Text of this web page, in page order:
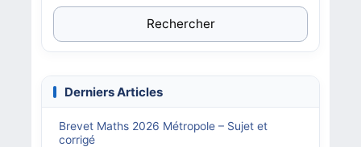
Rechercher
Derniers Articles
Brevet Maths 2026 Métropole – Sujet et
corrigé